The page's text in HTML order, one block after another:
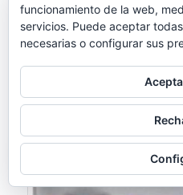
funcionamiento de la web,
servicios. Puede aceptar
necesarias o configurar sus